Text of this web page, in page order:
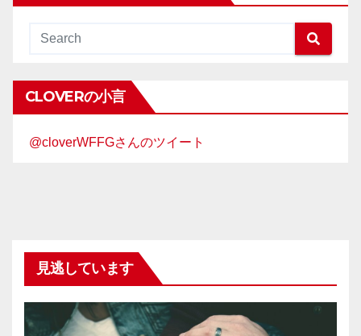
CLOVERの小言
@cloverWFFGさんのツイート
見逃しています